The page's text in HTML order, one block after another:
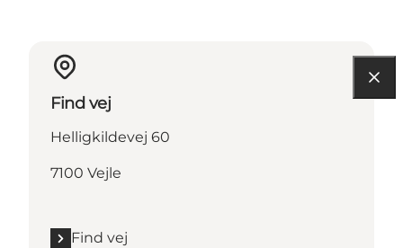
Find vej
Helligkildevej 60
7100 Vejle
Find vej